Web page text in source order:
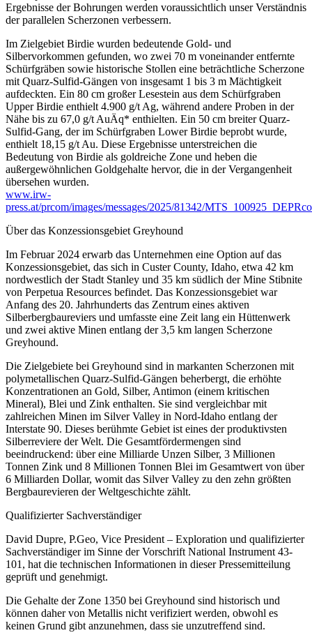
Ergebnisse der Bohrungen werden voraussichtlich unser Verständnis
der parallelen Scherzonen verbessern.
Im Zielgebiet Birdie wurden bedeutende Gold- und
Silbervorkommen gefunden, wo zwei 70 m voneinander entfernte
Schürfgräben sowie historische Stollen eine beträchtliche Scherzone
mit Quarz-Sulfid-Gängen von insgesamt 1 bis 3 m Mächtigkeit
aufdeckten. Ein 80 cm großer Lesestein aus dem Schürfgraben
Upper Birdie enthielt 4.900 g/t Ag, während andere Proben in der
Nähe bis zu 67,0 g/t AuÄq* enthielten. Ein 50 cm breiter Quarz-
Sulfid-Gang, der im Schürfgraben Lower Birdie beprobt wurde,
enthielt 18,15 g/t Au. Diese Ergebnisse unterstreichen die
Bedeutung von Birdie als goldreiche Zone und heben die
außergewöhnlichen Goldgehalte hervor, die in der Vergangenheit
übersehen wurden.
www.irw-
press.at/prcom/images/messages/2025/81342/
Über das Konzessionsgebiet Greyhound
Im Februar 2024 erwarb das Unternehmen eine Option auf das
Konzessionsgebiet, das sich in Custer County, Idaho, etwa 42 km
nordwestlich der Stadt Stanley und 35 km südlich der Mine Stibnite
von Perpetua Resources befindet. Das Konzessionsgebiet war
Anfang des 20. Jahrhunderts das Zentrum eines aktiven
Silberbergbaureviers und umfasste eine Zeit lang ein Hüttenwerk
und zwei aktive Minen entlang der 3,5 km langen Scherzone
Greyhound.
Die Zielgebiete bei Greyhound sind in markanten Scherzonen mit
polymetallischen Quarz-Sulfid-Gängen beherbergt, die erhöhte
Konzentrationen an Gold, Silber, Antimon (einem kritischen
Mineral), Blei und Zink enthalten. Sie sind vergleichbar mit
zahlreichen Minen im Silver Valley in Nord-Idaho entlang der
Interstate 90. Dieses berühmte Gebiet ist eines der produktivsten
Silberreviere der Welt. Die Gesamtfördermengen sind
beeindruckend: über eine Milliarde Unzen Silber, 3 Millionen
Tonnen Zink und 8 Millionen Tonnen Blei im Gesamtwert von über
6 Milliarden Dollar, womit das Silver Valley zu den zehn größten
Bergbaurevieren der Weltgeschichte zählt.
Qualifizierter Sachverständiger
David Dupre, P.Geo, Vice President – Exploration und qualifizierter
Sachverständiger im Sinne der Vorschrift National Instrument 43-
101, hat die technischen Informationen in dieser Pressemitteilung
geprüft und genehmigt.
Die Gehalte der Zone 1350 bei Greyhound sind historisch und
können daher von Metallis nicht verifiziert werden, obwohl es
keinen Grund gibt anzunehmen, dass sie unzutreffend sind.